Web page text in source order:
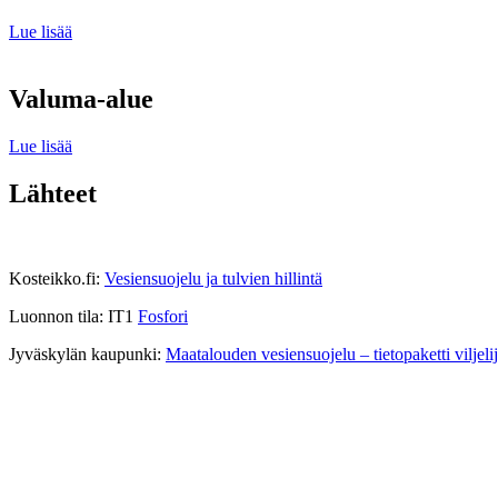
Lue lisää
Valuma-alue
Lue lisää
Lähteet
Kosteikko.fi: Vesiensuojelu ja tulvien hillintä
Luonnon tila: IT1 Fosfori
Jyväskylän kaupunki: Maatalouden vesiensuojelu – tietopaketti